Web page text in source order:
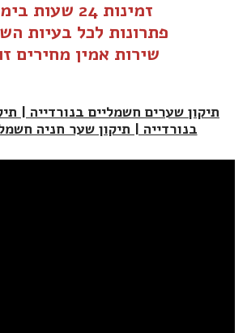
זמינות 24 שעות ביממה
פתרונות לכל בעיות ה
שירות אמין מחירים
תיקון שערים חשמליים בנורדייה |
בנורדייה | תיקון שער חניה